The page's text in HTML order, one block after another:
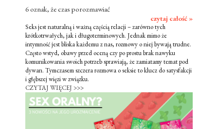
6 oznak, że czas porozmawiać
czytaj całość »
Seks jest naturalną i ważną częścią relacji – zarówno tych
krótkotrwałych, jak i długoterminowych. Jednak mimo że
intymność jest bliska każdemu z nas, rozmowy o niej bywają trudne.
Często wstyd, obawy przed oceną czy po prostu brak nawyku
komunikowania swoich potrzeb sprawiają, że zamiatamy temat pod
dywan. Tymczasem szczera rozmowa o seksie to klucz do satysfakcji
i głębszej więzi w związku.
CZYTAJ WIĘCEJ >>>